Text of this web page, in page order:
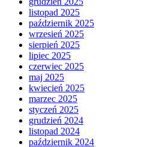
listopad 2025
październik 2025
wrzesień 2025
sierpień 2025
lipiec 2025
czerwiec 2025
maj 2025
kwiecień 2025
marzec 2025
styczeń 2025
grudzień 2024
listopad 2024
październik 2024